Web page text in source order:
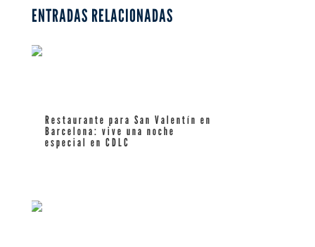
ENTRADAS RELACIONADAS
Restaurante para San Valentín en
Barcelona: vive una noche
especial en CDLC